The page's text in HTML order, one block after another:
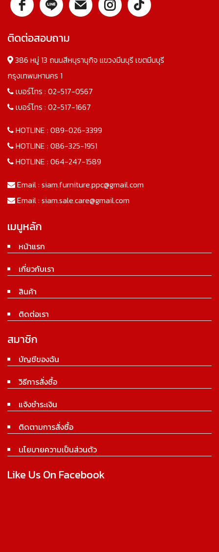
ติดต่อสอบถาม
386 หมู่ 13 ถนนสีหบุรานุกิจ แขวงมีนบุรี เขตมีนบุรี
กรุงเทพมหานคร 1
เบอร์โทร : 02-517-0567
เบอร์โทร : 02-517-1667
HOTLINE : 089-026-3399
HOTLINE : 086-325-1951
HOTLINE : 064-247-1589
Email : siam.furniture.ppc@gmail.com
Email : siam.sale.care@gmail.com
เมนูหลัก
หน้าแรก
เกี่ยวกับเรา
สินค้า
ติดต่อเรา
สมาชิก
บัญชีของฉัน
วิธีการสั่งซื้อ
แจ้งชำระเงิน
ติดตามการสั่งซื้อ
นโยบายความเป็นส่วนตัว
Like Us On Facebook